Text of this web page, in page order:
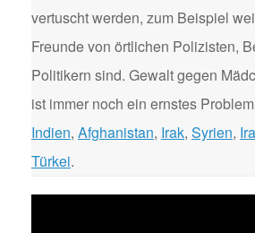
vertuscht werden, zum Beispiel
Freunde von örtlichen Polizisten,
Politikern sind. Gewalt gegen
ist immer noch ein ernstes
Indien, Afghanistan, Irak, Syrien,
Türkei.